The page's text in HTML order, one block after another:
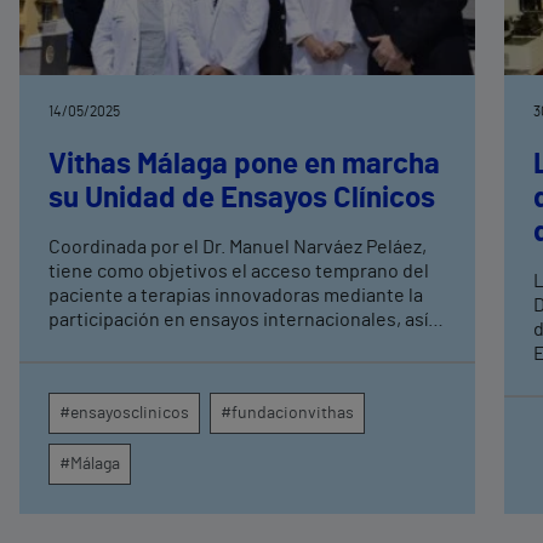
14/05/2025
Vithas Málaga pone en marcha
su Unidad de Ensayos Clínicos
Coordinada por el Dr. Manuel Narváez Peláez,
tiene como objetivos el acceso temprano del
paciente a terapias innovadoras mediante la
participación en ensayos internacionales, así
clínicos de neurociencia coordinados por el
equipo del Dr. Pedro Serrano, así como 6
ensayos clínicos de oncología liderados por el
Dr. Emilio Alba y uno de Dermatología por el Dr.
Enrique Herrera.
#ensayosclinicos #fundacionvithas
#Málaga